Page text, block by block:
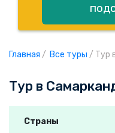
Главная / Все туры / Тур
Тур в
Страны